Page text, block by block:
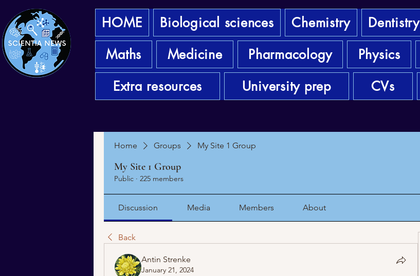
HOME Biological sciences Chemistry Dentistry
Maths
Medicine Pharmacology Physics
Extra resources
University prep CVs
Home Groups My Site 1 Group
My Site 1 Group
Public · 225 members
Discussion Media Members About
Back
Antin Strenke
January 21, 2024